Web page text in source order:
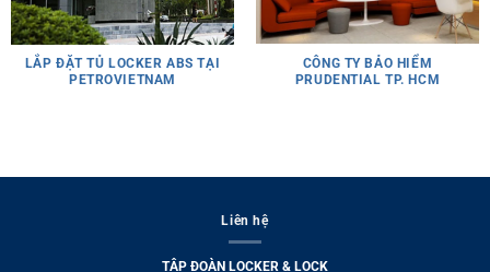
LẮP ĐẶT TỦ LOCKER ABS TẠI
PETROVIETNAM
CÔNG TY BẢO HIỂM
PRUDENTIAL TP. HCM
Liên hệ
TẬP ĐOÀN LOCKER & LOCK